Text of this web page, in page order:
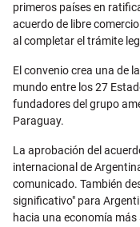
primeros países en
acuerdo de libre
al completar el trámite
El convenio crea una de
mundo entre los 27
fundadores del grupo
Paraguay.
La aprobación del
internacional de
comunicado. También
significativo" para
hacia una economía